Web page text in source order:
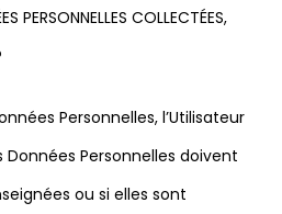
PERSONNELLES COLLECTÉES,
Personnelles, l’Utilisateur
Personnelles doivent
ou si elles sont